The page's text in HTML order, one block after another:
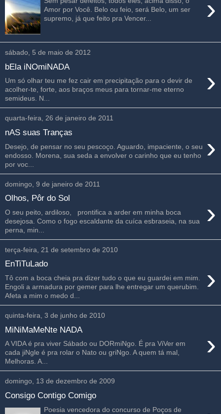
›
Amor por Você. Belo ou feio, será Belo, um ser
supremo, já que feito pra Vencer...
sábado, 5 de maio de 2012
bEla iNOmiNADA ›
Um só olhar teu me fez cair em precipitação para o devir de
acolher-te, forte, aos braços meus para tornar-me eterno
semideus. N...
quarta-feira, 26 de janeiro de 2011
nAS suas Tranças ›
Desejo, de pensar no seu pescoço. Aguardo, impaciente, o seu
endosso. Morena, sua seda a envolver o carinho que eu tenho
por voc...
domingo, 9 de janeiro de 2011
Olhos, Pôr do Sol ›
O seu peito, ardiloso, prontifica a arder em minha boca
desejosa. Como o fogo escaldante da cuíca esbraseia, na sua
perna, min...
terça-feira, 21 de setembro de 2010
EnTiTuLado ›
Tô com a boca cheia pra dizer tudo o que eu guardei em mim.
Engoli a armadura por gemer para lhe entregar um querubim.
Afeta a mim o medo d...
quinta-feira, 3 de junho de 2010
MiNiMaMeNte NADA ›
A VIDA é pra viver Sábado ou DORmiNgo. É pra ViVer em
cada jiNgle é pra rolar o Nato ou griNgo. A quem tá mal,
Melhoras. A...
domingo, 13 de dezembro de 2009
Consigo Contigo Comigo
Poesia vencedora do concurso de Poços de